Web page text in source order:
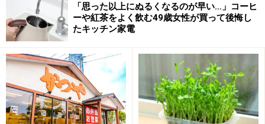
レジャー施設利用券は温泉やマリンパーク、観光船、レ
ンタサイクル、工芸体験等で使えるほか、土産物店で商
品に交換することもできます。ガイドの場合は温泉も魅
力的でしたが、子どもと一緒だったのと、お得度の高さ
から
京急油壷マリンパークを選びました。
思ったほど混雑はしていなかった油壷マリンパーク
「思った以上にぬるくなるのが早い…」コーヒ
ーや紅茶をよく飲む49歳女性が買って後悔し
たキッチン家電